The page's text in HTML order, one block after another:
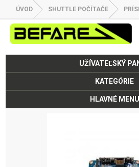
ÚVOD SHUTTLE POČÍTAČE
UŽÍVATEĽSKÝ
KATEGÓRIE
HLAVNÉ MENU